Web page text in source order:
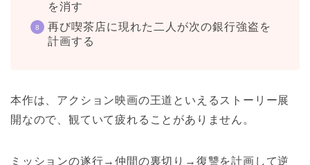
を消す
再び喫茶店に現れた二人が次の銀行強盗を
計画する
本作は、アクション映画の王道といえるストーリー展
開なので、観ていて疲れることがありません。
ミッションの遂行→仲間の裏切り→復讐を計画して逆